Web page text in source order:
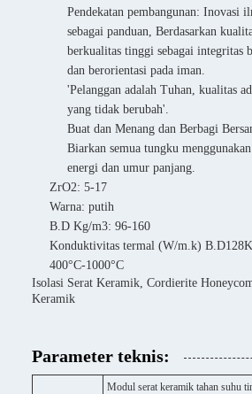
Pendekatan pembangunan: Inovasi
sebagai panduan, Berdasarkan
berkualitas tinggi sebagai integritas
dan berorientasi pada iman.
'Pelanggan adalah Tuhan, kualitas
yang tidak berubah'.
Buat dan Menang dan Berbagi
Biarkan semua tungku
energi dan umur panjang.
ZrO2: 5-17
Warna: putih
B.D Kg/m3: 96-160
Konduktivitas termal (W/m.k)
400°C-1000°C
Isolasi Serat Keramik, Cordierite
Keramik
Parameter teknis:
Modul serat keramik tahan suhu